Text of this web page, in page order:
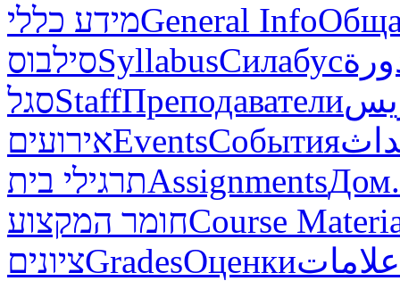
מידע כלליGeneral Info
סילבוסSyllabusСилабус
סגלStaffПреподаватели
אירועיםEventsСобытия
תרגילי ביתAssignmentsДом.
חומר המקצועCourse
ציוניםGradesОценкиعلامات